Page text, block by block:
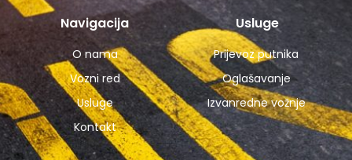
Navigacija
O nama
Vozni red
Usluge
Kontakt
Usluge
Prijevoz putnika
Oglašavanje
Izvanredne vožnje